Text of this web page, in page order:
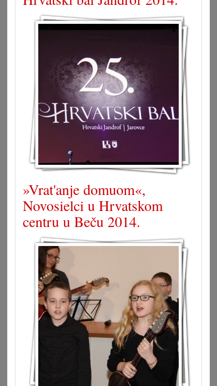
»Vrat'anje domuom«,
Novosielci u Hrvatskom
centru u Beču 2014.